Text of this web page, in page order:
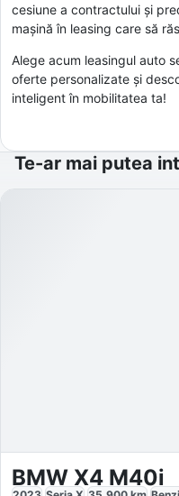
cesiune a contractului și
mașină în leasing care să
Alege acum leasingul auto
oferte personalizate și
inteligent în mobilitatea ta!
Te-ar mai putea
BMW X4 M40i